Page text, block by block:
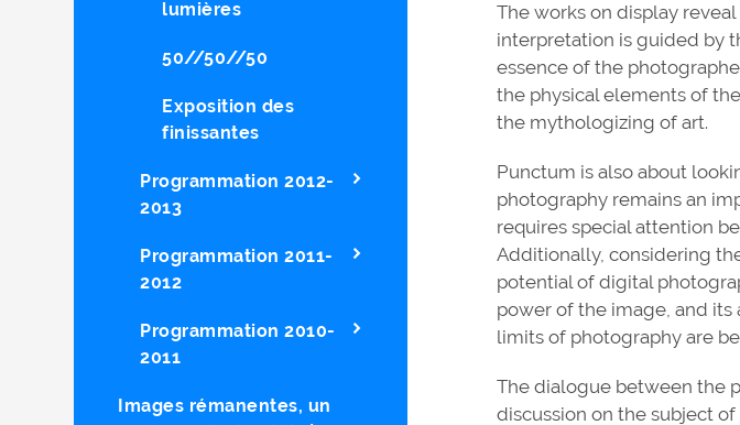
lumières
50//50//50
Exposition des
finissantes
Programmation 2012-
2013
Programmation 2011-
2012
Programmation 2010-
2011
Images rémanentes, un
The works on display
interpretation is guided by
essence of the
the physical elements of
the mythologizing of art.
Punctum is also about
photography remains an
requires special attention
Additionally, considering
potential of digital
power of the image, and
limits of photography are
The dialogue between the
discussion on the subject